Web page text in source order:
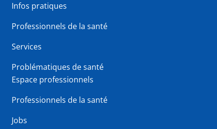
Infos pratiques
Professionnels de la santé
Services
Problématiques de santé
Espace professionnels
Professionnels de la santé
Jobs